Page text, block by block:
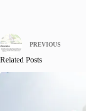
PREVIOUS
Related Posts